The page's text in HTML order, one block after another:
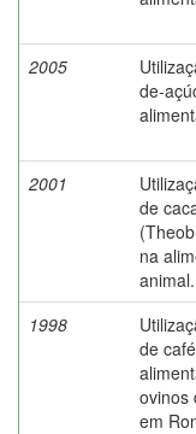
2005
de-
2001
de
na
animal.
1998
de
ovinos
em